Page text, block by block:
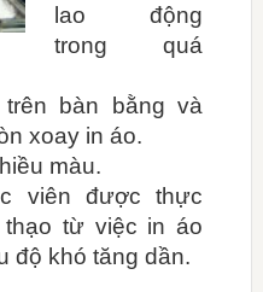
lao động
trong quá
bàn bằng và
xoay in áo.
màu.
viên được thực
thạo từ việc in áo
độ khó tăng dần.